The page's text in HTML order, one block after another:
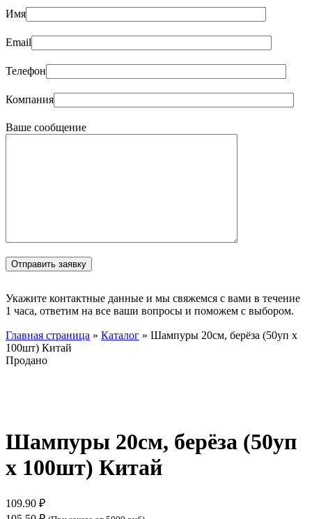
Имя
Email
Телефон
Компания
Ваше сообщение
Укажите контактные данные и мы свяжемся с вами в течение
1 часа, ответим на все ваши вопросы и поможем с выбором.
Главная страница » Каталог » Шампуры 20см, берёза (50уп х
100шт) Китай
Продано
Шампуры 20см, берёза (50уп
х 100шт) Китай
109.90 ₽